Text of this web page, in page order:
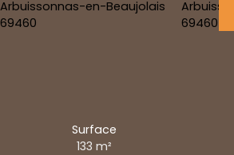
Surface
133m²